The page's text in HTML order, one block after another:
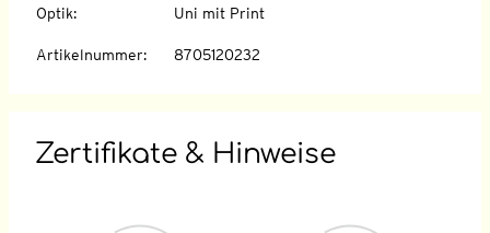
Optik: Uni mit Print
Artikelnummer: 8705120232
Zertifikate & Hinweise